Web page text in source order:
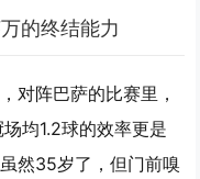
的终结能力
对阵巴萨的比赛里，
均1.2球的效率更是
然35岁了，但门前嗅